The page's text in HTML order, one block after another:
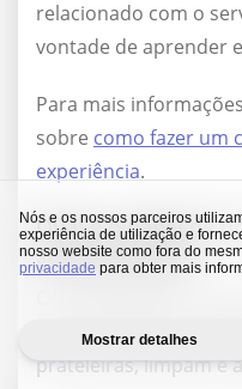
Nós e os nossos parceiros
experiência de utilização e
nosso website como fora do
privacidade para obter mais
Mostrar detalhes
relacionado com o
vontade de aprender
Para mais
sobre como fazer um
experiência.
Qual é o papel de
supermercado?
clientes, fazem
prateleiras, limpam e